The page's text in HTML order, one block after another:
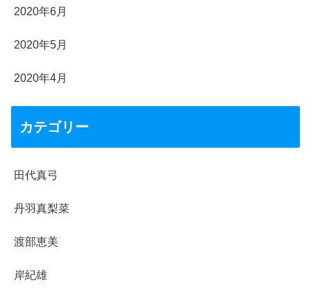
2020年6月
2020年5月
2020年4月
カテゴリー
田代真弓
丹羽真梨菜
渡部恵美
岸紀雄